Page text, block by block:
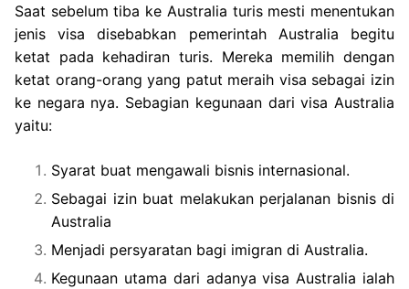
Saat sebelum tiba ke Australia turis mesti menentukan
jenis visa disebabkan pemerintah Australia begitu
ketat pada kehadiran turis. Mereka memilih dengan
ketat orang-orang yang patut meraih visa sebagai izin
ke negara nya. Sebagian kegunaan dari visa Australia
yaitu:
Syarat buat mengawali bisnis internasional.
Sebagai izin buat melakukan perjalanan bisnis di
Australia
Menjadi persyaratan bagi imigran di Australia.
Kegunaan utama dari adanya visa Australia ialah